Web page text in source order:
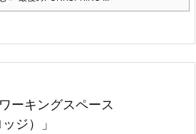
ーキングスペース
ジ）」